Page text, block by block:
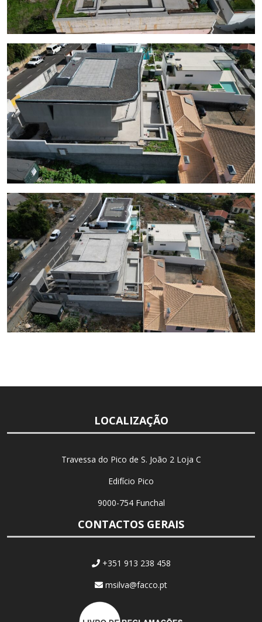
LOCALIZAÇÃO
Travessa do Pico de S. João 2 Loja C
Edifício Pico
9000-754 Funchal
CONTACTOS GERAIS
+351 913 238 458
msilva@facco.pt